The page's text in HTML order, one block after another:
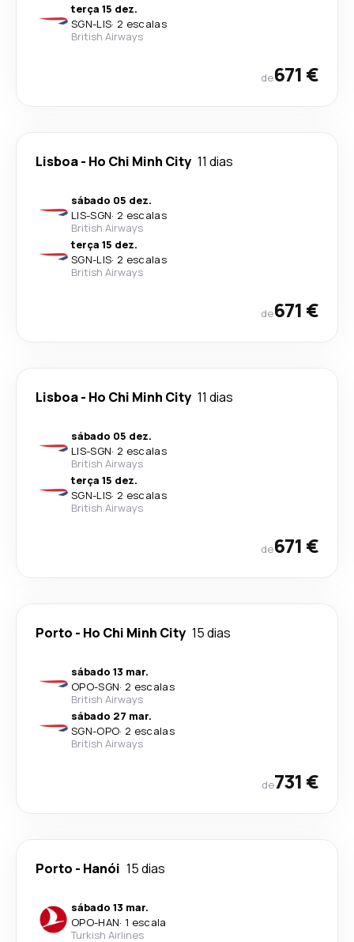
terça 15 dez.
SGN-LIS· 2 escalas
British Airways
de671 €
Lisboa- Ho Chi Minh City 11 dias
sábado 05 dez.
LIS-SGN· 2 escalas
British Airways
terça 15 dez.
SGN-LIS· 2 escalas
British Airways
de671 €
Lisboa- Ho Chi Minh City 11 dias
sábado 05 dez.
LIS-SGN· 2 escalas
British Airways
terça 15 dez.
SGN-LIS· 2 escalas
British Airways
de671 €
Porto - Ho Chi Minh City 15 dias
sábado 13 mar.
OPO-SGN· 2 escalas
British Airways
sábado 27 mar.
SGN-OPO· 2 escalas
British Airways
de731 €
Porto - Hanói 15 dias
sábado 13 mar.
OPO-HAN· 1 escala
Turkish Airlines